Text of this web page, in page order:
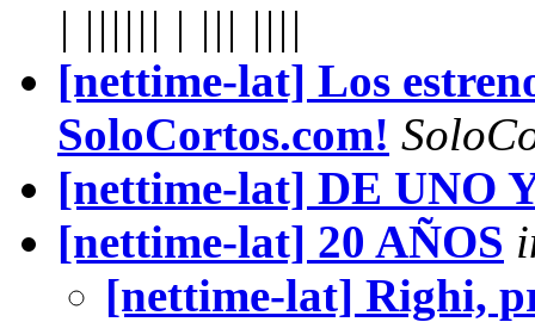
| |||||| | ||| ||||
[nettime-lat] Los
SoloCortos.com!
[nettime-lat] DE UNO
[nettime-lat] 20 AÑOS
[nettime-lat] Righi,